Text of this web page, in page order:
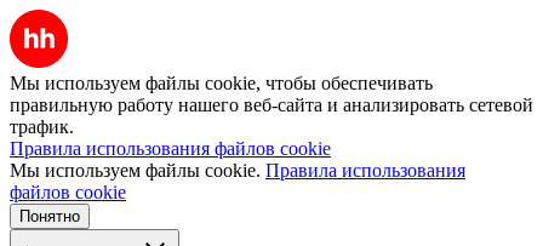
Мы используем файлы cookie, чтобы обеспечивать
правильную работу нашего веб-сайта и анализировать сетевой
трафик.
Правила использования файлов cookie
Мы используем файлы cookie. Правила использования
файлов cookie
Понятно